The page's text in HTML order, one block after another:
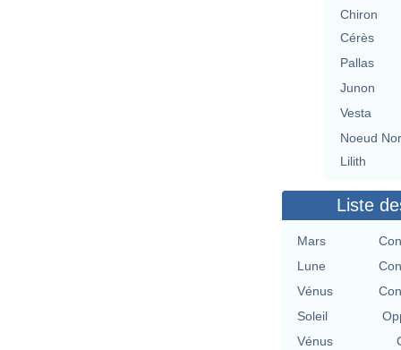
Chiron
Cérès
Pallas
Junon
Vesta
Noeud
Lilith
Liste
Mars
Lune
Vénus
Soleil
Vénus